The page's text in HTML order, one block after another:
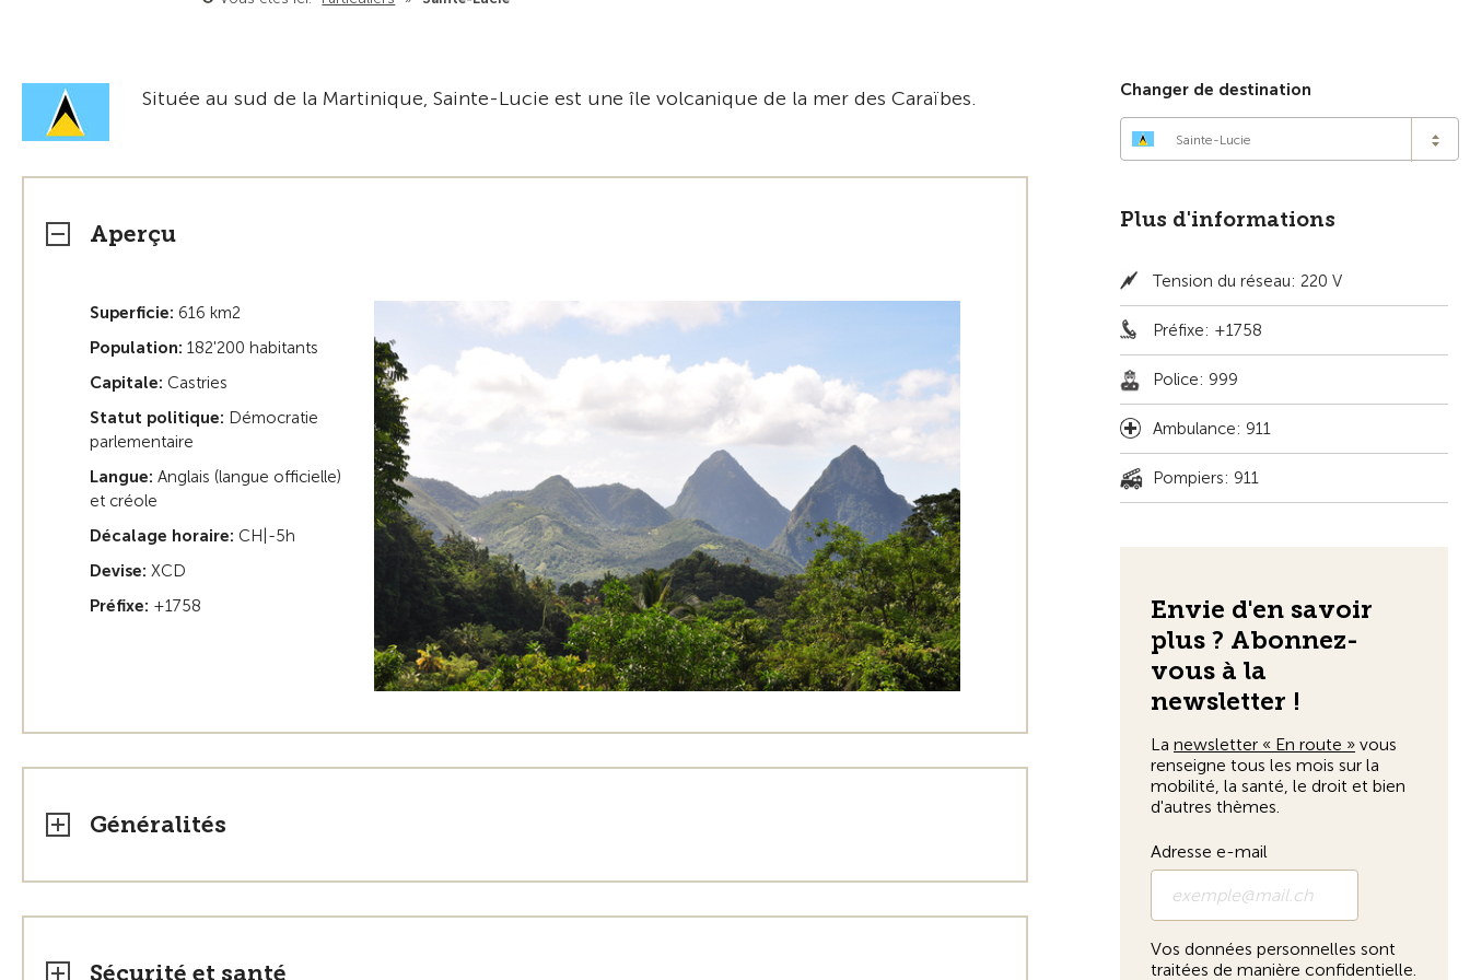
Située au sud de la Martinique, Sainte-Lucie est une île volcanique de la mer des Caraïbes.
Aperçu
Superficie: 616 km2
Population: 182'200 habitants
Capitale: Castries
Statut politique: Démocratie
parlementaire
Langue: Anglais (langue officielle)
et créole
Décalage horaire: CH|-5h
Devise: XCD
Préfixe: +1758
Généralités
Sécurité et santé
Changer de destination
Sainte-Lucie
Plus d'informations
Tension du réseau: 220 V
Préfixe: +1758
Police: 999
Ambulance: 911
Pompiers: 911